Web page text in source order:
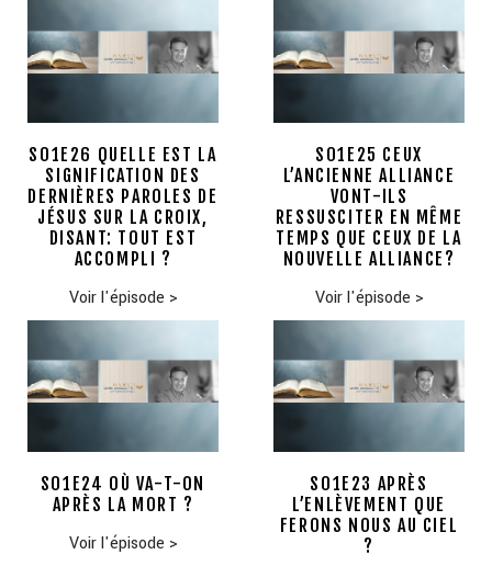
S01E26 QUELLE EST LA
SIGNIFICATION DES
DERNIÈRES PAROLES DE
JÉSUS SUR LA CROIX,
DISANT: TOUT EST
ACCOMPLI ?
Voir l'épisode >
S01E25 CEUX
L’ANCIENNE ALLIANCE
VONT-ILS
RESSUSCITER EN MÊME
TEMPS QUE CEUX DE LA
NOUVELLE ALLIANCE?
Voir l'épisode >
S01E24 OÙ VA-T-ON
APRÈS LA MORT ?
Voir l'épisode >
S01E23 APRÈS
L’ENLÈVEMENT QUE
FERONS NOUS AU CIEL
?